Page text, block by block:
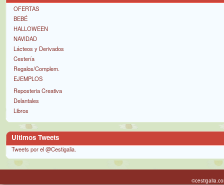
OFERTAS
BEBÉ
HALLOWEEN
NAVIDAD
Lácteos y Derivados
Cestería
Regalos/Complem.
EJEMPLOS
Reposteria Creativa
Delantales
Libros
Ultimos Tweets
Tweets por el @Cestigalia.